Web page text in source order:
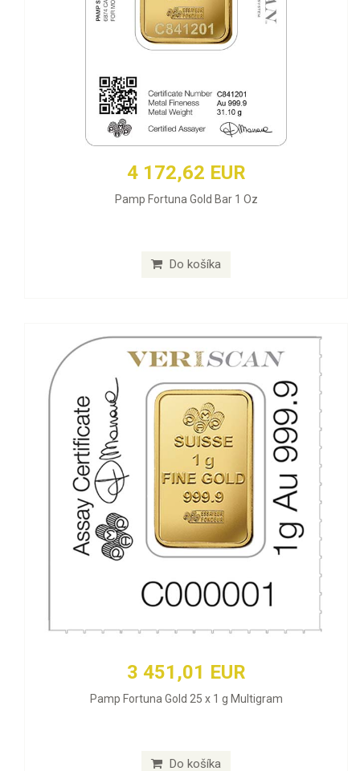
4 172,62 EUR
Pamp Fortuna Gold Bar 1 Oz
Do košíka
3 451,01 EUR
Pamp Fortuna Gold 25 x 1 g Multigram
Do košíka